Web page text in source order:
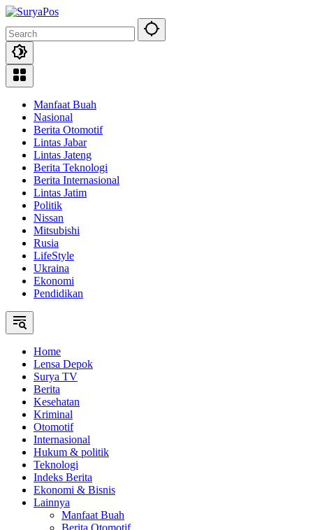
Skip
content
Manfaat Buah
Nasional
Berita Otomotif
Lintas Jabar
Lintas Jateng
Berita Teknologi
Berita Internasional
Lintas Jatim
Politik
Nissan
Mitsubishi
Rusia
LifeStyle
Ukraina
Ekonomi
Pendidikan
Home
Lensa Depok
Surya TV
Berita
Kesehatan
Kriminal
Otomotif
Internasional
Hukum & politik
Teknologi
Indeks Berita
Ekonomi & Bisnis
Lainnya
Manfaat Buah
Berita Otomotif